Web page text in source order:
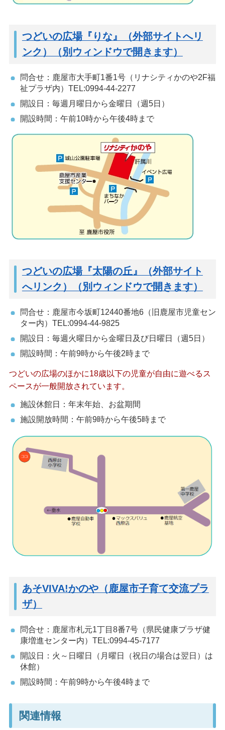
つどいの広場『りな』（外部サイトへリ
ンク）（別ウィンドウで開きます）
問合せ：鹿屋市大手町1番1号（リナシティかのや2F福
祉プラザ内）TEL:0994-44-2277
開設日：毎週月曜日から金曜日（週5日）
開設時間：午前10時から午後4時まで
つどいの広場『太陽の丘』（外部サイト
へリンク）（別ウィンドウで開きます）
問合せ：鹿屋市今坂町12440番地6（旧鹿屋市児童セン
ター内）TEL:0994-44-9825
開設日：毎週火曜日から金曜日及び日曜日（週5日）
開設時間：午前9時から午後2時まで
つどいの広場のほかに18歳以下の児童が自由に遊べるス
ペースが一般開放されています。
施設休館日：年末年始、お盆期間
施設開放時間：午前9時から午後5時まで
あそVIVA!かのや（鹿屋市子育て交流プラ
ザ）
問合せ：鹿屋市札元1丁目8番7号（県民健康プラザ健
康増進センター内）TEL:0994-45-7177
開設日：火～日曜日（月曜日（祝日の場合は翌日）は
休館）
開設時間：午前9時から午後4時まで
関連情報